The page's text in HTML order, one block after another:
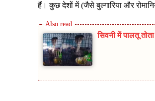
हैं। कुछ देशों में (जैसे बुल्गारिया और
सिवनी में पालतू